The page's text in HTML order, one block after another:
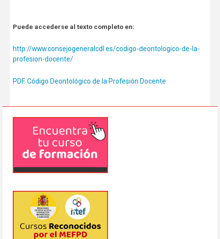
Puede accederse al texto completo en:
http://www.consejogeneralcdl.es/codigo-deontologico-de-la-
profesion-docente/
PDF. Código Deontológico de la Profesión Docente